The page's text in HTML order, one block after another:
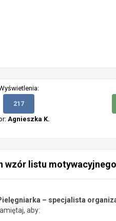
217
Agnieszka K.
wzór listu
– specjalista
aby: